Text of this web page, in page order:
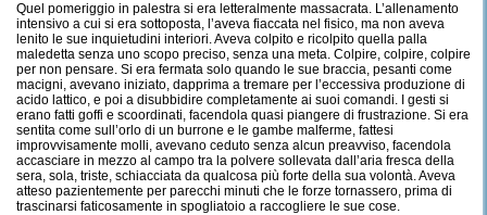
Quel pomeriggio in palestra si era letteralmente massacrata. L’allenamento
intensivo a cui si era sottoposta, l’aveva fiaccata nel fisico, ma non aveva
lenito le sue inquietudini interiori. Aveva colpito e ricolpito quella palla
maledetta senza uno scopo preciso, senza una meta. Colpire, colpire, colpire
per non pensare. Si era fermata solo quando le sue braccia, pesanti come
macigni, avevano iniziato, dapprima a tremare per l’eccessiva produzione di
acido lattico, e poi a disubbidire completamente ai suoi comandi. I gesti si
erano fatti goffi e scoordinati, facendola quasi piangere di frustrazione. Si era
sentita come sull’orlo di un burrone e le gambe malferme, fattesi
improvvisamente molli, avevano ceduto senza alcun preavviso, facendola
accasciare in mezzo al campo tra la polvere sollevata dall’aria fresca della
sera, sola, triste, schiacciata da qualcosa più forte della sua volontà. Aveva
atteso pazientemente per parecchi minuti che le forze tornassero, prima di
trascinarsi faticosamente in spogliatoio a raccogliere le sue cose.